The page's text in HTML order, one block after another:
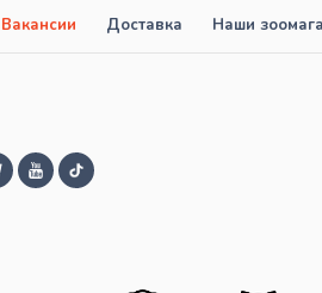
Вакансии Доставка Наши